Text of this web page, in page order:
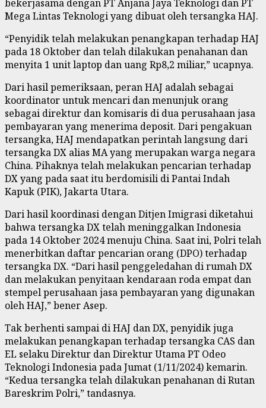
bekerjasama dengan PT Anjana Jaya Teknologi dan PT
Mega Lintas Teknologi yang dibuat oleh tersangka HAJ.
“Penyidik telah melakukan penangkapan terhadap HAJ
pada 18 Oktober dan telah dilakukan penahanan dan
menyita 1 unit laptop dan uang Rp8,2 miliar,” ucapnya.
Dari hasil pemeriksaan, peran HAJ adalah sebagai
koordinator untuk mencari dan menunjuk orang
sebagai direktur dan komisaris di dua perusahaan jasa
pembayaran yang menerima deposit. Dari pengakuan
tersangka, HAJ mendapatkan perintah langsung dari
tersangka DX alias MA yang merupakan warga negara
China. Pihaknya telah melakukan pencarian terhadap
DX yang pada saat itu berdomisili di Pantai Indah
Kapuk (PIK), Jakarta Utara.
Dari hasil koordinasi dengan Ditjen Imigrasi diketahui
bahwa tersangka DX telah meninggalkan Indonesia
pada 14 Oktober 2024 menuju China. Saat ini, Polri telah
menerbitkan daftar pencarian orang (DPO) terhadap
tersangka DX. “Dari hasil penggeledahan di rumah DX
dan melakukan penyitaan kendaraan roda empat dan
stempel perusahaan jasa pembayaran yang digunakan
oleh HAJ,” bener Asep.
Tak berhenti sampai di HAJ dan DX, penyidik juga
melakukan penangkapan terhadap tersangka CAS dan
EL selaku Direktur dan Direktur Utama PT Odeo
Teknologi Indonesia pada Jumat (1/11/2024) kemarin.
“Kedua tersangka telah dilakukan penahanan di Rutan
Bareskrim Polri,” tandasnya.